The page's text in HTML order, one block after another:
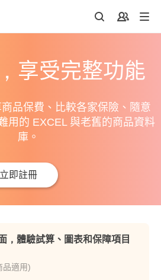
享受完整功能
品保費、比較各家保險、隨意
用的 EXCEL 與老舊的商品資料
庫。
立即註冊
，體驗試算、圖表和保障項目
品適用)